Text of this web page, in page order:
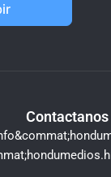
Contactanos